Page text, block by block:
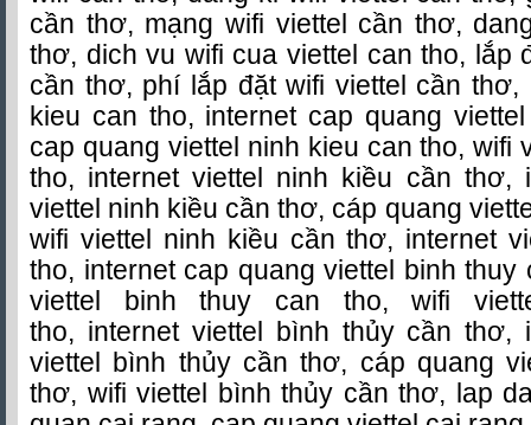
cần thơ, mạng wifi viettel cần thơ,
thơ, dich vu wifi cua viettel can tho, lắp
cần thơ, phí lắp đặt wifi viettel cần thơ,
kieu can tho, internet cap quang
cap quang viettel ninh kieu can tho, wifi
tho, internet viettel ninh kiều cần thơ,
viettel ninh kiều cần thơ, cáp quang
wifi viettel ninh kiều cần thơ, internet
tho, internet cap quang viettel binh thuy
viettel binh thuy can tho, wifi
tho, internet viettel bình thủy cần thơ,
viettel bình thủy cần thơ, cáp quang
thơ, wifi viettel bình thủy cần thơ, lap